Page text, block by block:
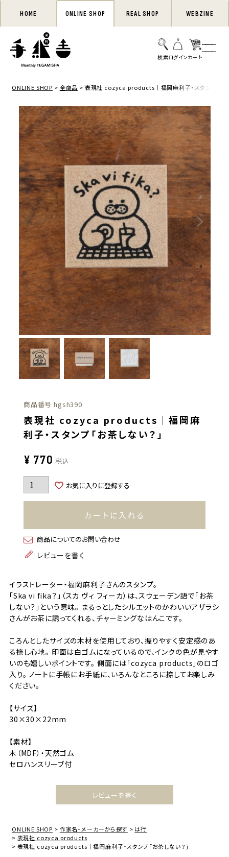
HOME ONLINE SHOP REAL SHOP WEBZINE
ONLINE SHOP 全商品 表現社 cozyca products｜福岡麻利子・スタンプ「お
商品番号 hgsh390
表現社 cozyca products｜福岡麻
利子・スタンプ「お茶しない？」
¥ 770 税込
お気に入りに登録する
カートに入れる
商品についてのお問い合わせ
レビューを書く
イラストレーター・福岡麻利子さんのスタンプ。
「Ska vi fika？」（スカ ヴィ フィーカ）は、スウェーデン語で「お茶
しない？」という意味。 まるっとしたシルエットのかわいいアザラシ
さんがお茶に誘ってくれる、チャーミングなはんこです。
ころんとしたサイズの木材を使用しており、握りやすく安定感のあ
る捺し心地。 印面は白ゴムになっているので、インクの色が見やす
いのも嬉しいポイントです。 側面には「cozyca products」のロゴ
入り。 ノートに手帳にお手紙に、いろんなところに捺してお楽しみ
ください。
【サイズ】
30×30×22mm
【素材】
木（MDF）・天然ゴム
セロハンスリーブ付
レビューを書く
ONLINE SHOP 作家名・メーカーから探す
は行
表現社 cozyca products
表現社 cozyca products｜福岡麻利子・スタンプ「お茶しない？」